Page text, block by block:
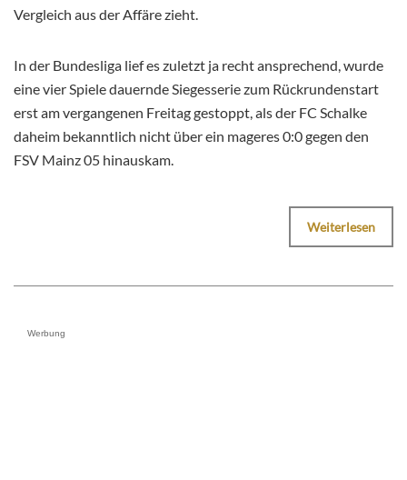
Vergleich aus der Affäre zieht.
In der Bundesliga lief es zuletzt ja recht ansprechend, wurde
eine vier Spiele dauernde Siegesserie zum Rückrundenstart
erst am vergangenen Freitag gestoppt, als der FC Schalke
daheim bekanntlich nicht über ein mageres 0:0 gegen den
FSV Mainz 05 hinauskam.
Weiterlesen
Werbung